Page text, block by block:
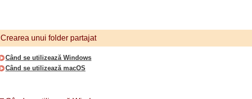
Crearea unui folder partajat
Când se utilizează Windows
Când se utilizează macOS